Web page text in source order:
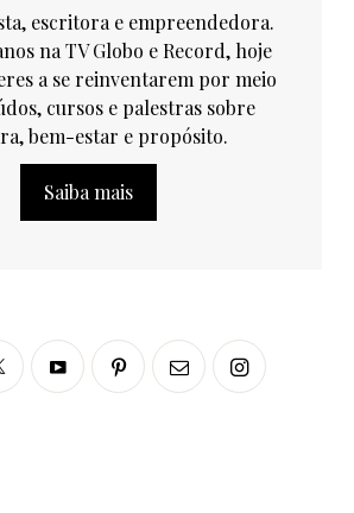
escritora e empreendedora.
na TV Globo e Record, hoje
a se reinventarem por meio
cursos e palestras sobre
bem-estar e propósito.
Saiba mais